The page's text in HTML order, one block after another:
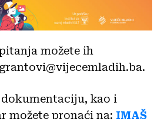
možete ih
kao i
možete pronaći na: IMAŠ